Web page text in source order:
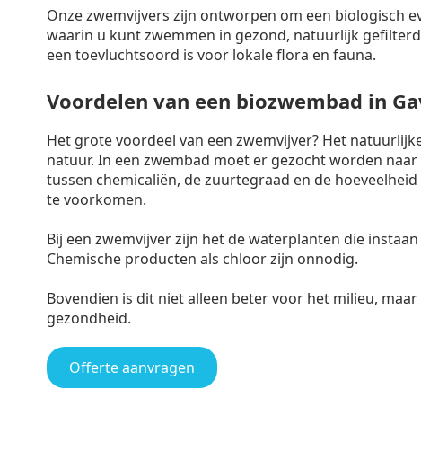
Onze zwemvijvers zijn ontworpen om een biologisch
waarin u kunt zwemmen in gezond, natuurlijk
een toevluchtsoord is voor lokale flora en fauna.
Voordelen van een biozwembad in
Het grote voordeel van een zwemvijver? Het
natuur. In een zwembad moet er gezocht worden
tussen chemicaliën, de zuurtegraad en de
te voorkomen.
Bij een zwemvijver zijn het de waterplanten die
Chemische producten als chloor zijn onnodig.
Bovendien is dit niet alleen beter voor het milieu,
gezondheid.
Offerte aanvragen